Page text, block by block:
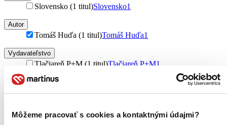
Môžeme pracovať s cookies a kontaktnými údajmi?
Slovensko (1 titul)Slovensko1
Autor
Tomáš Huďa (1 titul)Tomáš Huďa1
Vydavateľstvo
Tlačiareň P+M (1 titul)Tlačiareň P+M1
Väzba
brožovaná väzba (1 titul)brožovaná väzba1
Zúžiť výber